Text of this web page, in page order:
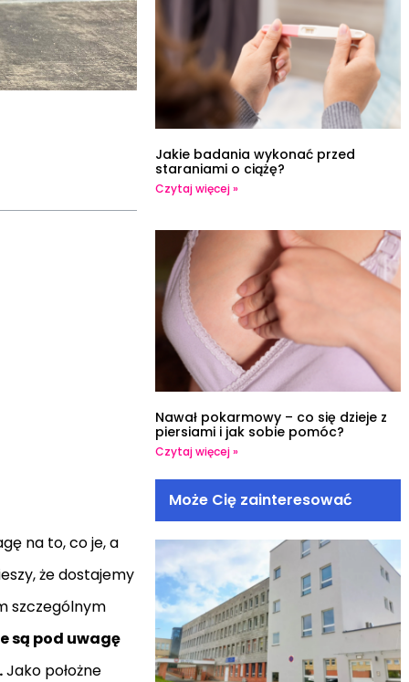
na to, co je, a
że dostajemy
szczególnym
są pod uwagę
Jako położne
Jakie badania wykonać przed
staraniami o ciążę?
Czytaj więcej »
Nawał pokarmowy – co się dzieje z
piersiami i jak sobie pomóc?
Czytaj więcej »
Może Cię zainteresować